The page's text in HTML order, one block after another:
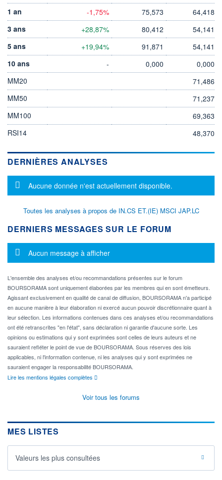
1 an
-1,75% 75,573
64,418
3 ans
+28,87% 80,412
54,141
5 ans
+19,94% 91,871
54,141
10 ans
- 0,000
0,000
MM20
71,486
MM50
71,237
MM100
69,363
RSI14
48,370
DERNIÈRES ANALYSES
Message d'information
Aucune donnée n'est actuellement disponible.
Toutes les analyses à propos de IN.CS ET.(IE) MSCI JAP.LC
DERNIERS MESSAGES SUR LE FORUM
Message d'information
Aucun message à afficher
L'ensemble des analyses et/ou recommandations présentes sur le forum
BOURSORAMA sont uniquement élaborées par les membres qui en sont émetteurs.
Agissant exclusivement en qualité de canal de diffusion, BOURSORAMA n'a participé
en aucune manière à leur élaboration ni exercé aucun pouvoir discrétionnaire quant à
leur sélection. Les informations contenues dans ces analyses et/ou recommandations
ont été retranscrites "en l'état", sans déclaration ni garantie d'aucune sorte. Les
opinions ou estimations qui y sont exprimées sont celles de leurs auteurs et ne
sauraient refléter le point de vue de BOURSORAMA. Sous réserves des lois
applicables, ni l'information contenue, ni les analyses qui y sont exprimées ne
sauraient engager la responsabilité BOURSORAMA.
Lire les mentions légales complètes
Voir tous les forums
MES LISTES
Valeurs les plus consultées